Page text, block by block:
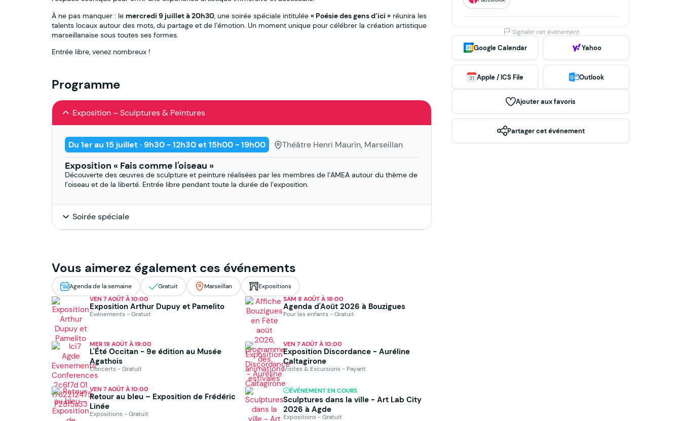
À ne pas manquer : le mercredi 9 juillet à 20h30, une soirée spéciale intitulée « Poésie des gens d’ici » réunira les
talents locaux autour des mots, du partage et de l’émotion. Un moment unique pour célébrer la création artistique
marseillanaise sous toutes ses formes.
Entrée libre, venez nombreux !
Programme
Exposition – Sculptures & Peintures
Du 1er au 15 juillet · 9h30 - 12h30 et 15h00 - 19h00 Théâtre Henri Maurin, Marseillan
Exposition « Fais comme l'oiseau »
Découverte des œuvres de sculpture et peinture réalisées par les membres de l’AMEA autour du thème de
l’oiseau et de la liberté. Entrée libre pendant toute la durée de l’exposition.
Soirée spéciale
Vous aimerez également ces événements
Agenda de la semaine Gratuit Marseillan Expositions
VEN 7 AOÛT À 10:00
Exposition Arthur Dupuy et Pamelito
Événements - Gratuit
SAM 8 AOÛT À 18:00
Agenda d'Août 2026 à Bouzigues
Pour les enfants - Gratuit
MER 19 AOÛT À 19:00
L'Été Occitan - 9e édition au Musée
Agathois
Concerts - Gratuit
VEN 7 AOÛT À 10:00
Exposition Discordance - Auréline
Caltagirone
Visites & Excursions - Payant
VEN 7 AOÛT À 10:00
Retour au bleu – Exposition de Frédéric
Linée
Expositions - Gratuit
ÉVÉNEMENT EN COURS
Sculptures dans la ville - Art Lab City
2026 à Agde
Expositions - Gratuit
Signaler cet événement
Google Calendar Yahoo
Apple / ICS File Outlook
Ajouter aux favoris
Partager cet événement